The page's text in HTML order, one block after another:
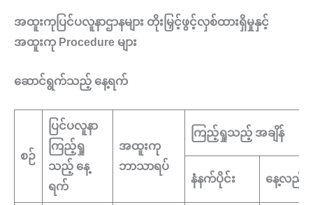
အထူးကုပြင်ပလူနာဌာနများ တိုးမြှင့်ဖွင့်လှစ်ထားရှိမှုနှင့်
အထူးကု Procedure များ
ဆောင်ရွက်သည့် နေ့ရက်
စဉ်
ပြင်ပလူနာ
ကြည့်ရှု
သည့် နေ့
ရက်
အထူးကု
ဘာသာရပ်
ကြည့်ရှုသည့် အချိန်
နံနက်ပိုင်း နေ့လည်ပို